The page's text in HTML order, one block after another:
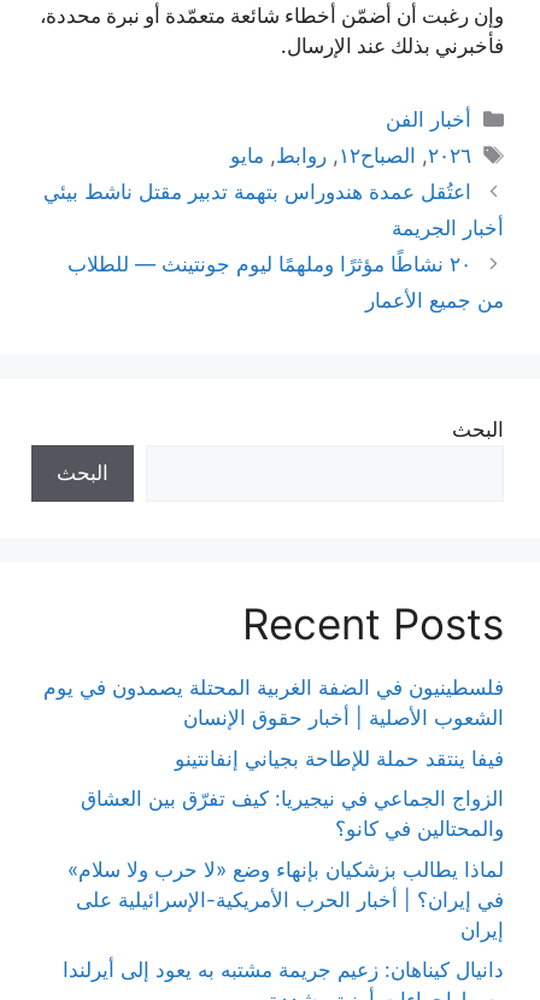
وإن رغبت أن أضمّن أخطاء شائعة متعمّدة أو نبرة محددة،
فأخبرني بذلك عند الإرسال.
التصنيفات
أخبار الفن
الوسوم
٢٠٢٦, الصباح١٢ ,روابط, مايو
اعتُقل عمدة هندوراس بتهمة تدبير مقتل ناشط بيئي
أخبار الجريمة
٢٠ نشاطًا مؤثرًا وملهمًا ليوم جونتينث — للطلاب
من جميع الأعمار
البحث
البحث
Recent Posts
فلسطينيون في الضفة الغربية المحتلة يصمدون في يوم
الشعوب الأصلية | أخبار حقوق الإنسان
فيفا ينتقد حملة للإطاحة بجياني إنفانتينو
الزواج الجماعي في نيجيريا: كيف تفرّق بين العشاق
والمحتالين في كانو؟
لماذا يطالب بزشكيان بإنهاء وضع «لا حرب ولا سلام»
في إيران؟ | أخبار الحرب الأمريكية-الإسرائيلية على
إيران
دانيال كيناهان: زعيم جريمة مشتبه به يعود إلى أيرلندا